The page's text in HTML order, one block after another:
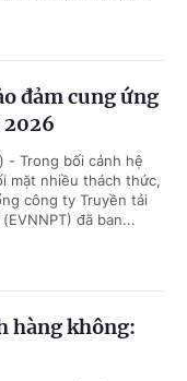
đảm cung ứng
2026
- Trong bối cảnh hệ
mặt nhiều thách thức,
công ty Truyền tải
đã ban...
hàng không: